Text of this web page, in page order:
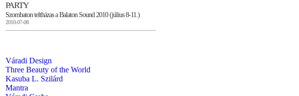
PARTY
Szombaton teltházas a Balaton Sound 2010 (július 8-11.)
2010-07-08
Váradi Design
Three Beauty of the World
Kasuba L. Szilárd
Mantra